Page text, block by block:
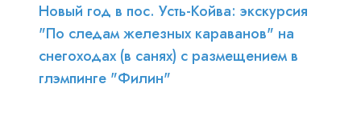
Новый год в пос. Усть-Койва: экскурсия
"По следам железных караванов" на
снегоходах (в санях) с размещением в
глэмпинге "Филин"